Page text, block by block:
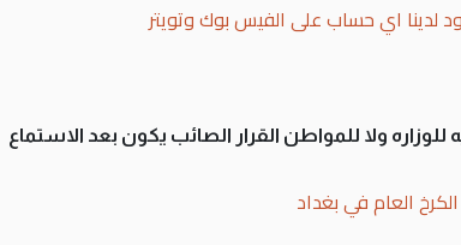
لدينا اي حساب على الفيس بوك وتويتر
ولا للمواطن القرار الصائب يكون بعد الاستماع
العام في بغداد